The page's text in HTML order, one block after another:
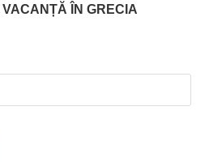
ÎN GRECIA